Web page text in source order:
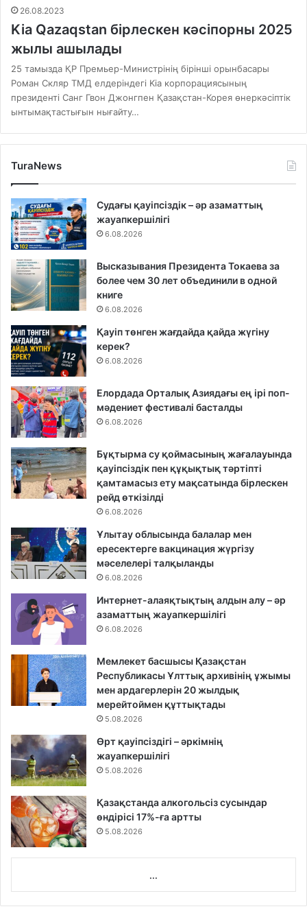
26.08.2023
Kia Qazaqstan бірлескен кәсіпорны 2025
жылы ашылады
25 тамызда ҚР Премьер-Министрінің бірінші орынбасары
Роман Скляр ТМД елдеріндегі Kia корпорациясының
президенті Санг Гвон Джонгпен Қазақстан-Корея өнеркәсіптік
ынтымақтастығын нығайту…
TuraNews
Судағы қауіпсіздік – әр азаматтың
жауапкершілігі
6.08.2026
Высказывания Президента Токаева за
более чем 30 лет объединили в одной
книге
6.08.2026
Қауіп төнген жағдайда қайда жүгіну
керек?
6.08.2026
Елордада Орталық Азиядағы ең ірі поп-
мәдениет фестивалі басталды
6.08.2026
Бұқтырма су қоймасының жағалауында
қауіпсіздік пен құқықтық тәртіпті
қамтамасыз ету мақсатында бірлескен
рейд өткізілді
6.08.2026
Ұлытау облысында балалар мен
ересектерге вакцинация жүргізу
мәселелері талқыланды
6.08.2026
Интернет-алаяқтықтың алдын алу – әр
азаматтың жауапкершілігі
6.08.2026
Мемлекет басшысы Қазақстан
Республикасы Ұлттық архивінің ұжымы
мен ардагерлерін 20 жылдық
мерейтоймен құттықтады
5.08.2026
Өрт қауіпсіздігі – әркімнің
жауапкершілігі
5.08.2026
Қазақстанда алкогольсіз сусындар
өндірісі 17%-ға артты
5.08.2026
...